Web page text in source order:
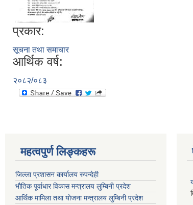
प्रकार:
सूचना तथा समाचार
आर्थिक वर्ष:
२०८२/०८३
महत्वपुर्ण लिङ्कहरू
जिल्ला प्रशासन कार्यालय रुपन्देही
भौतिक पूर्वाधार विकास मन्त्रालय लुम्बिनी प्रदेश
आर्थिक मामिला तथा योजना मन्त्रालय लुम्बिनी प्रदेश